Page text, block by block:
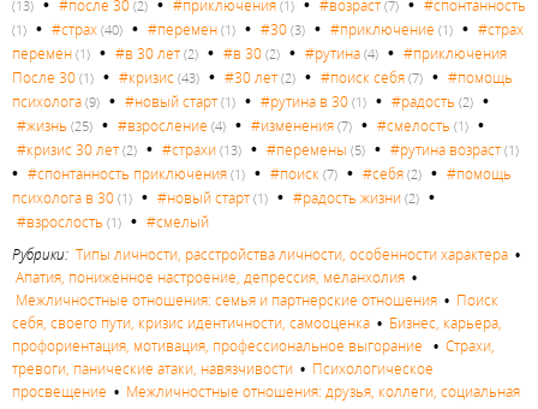
(13) #после 30 (2) #приключения (1) #возраст(7) #спонтанность
(1) • #страх (40) • #перемен (1) • #30 (3) • #приключение (1) • #страх
перемен (1) • #в 30 лет(2) • #в 30 (2) • #рутина (4) • #приключения
После 30 (1) • #кризис (43) • #30 лет(2) • #поиск себя (7) • #помощь
психолога (9) • #новый старт(1) • #рутина в 30 (1) • #радость (2) •
#жизнь (25) • #взросление (4) • #изменения (7) • #смелость (1) •
#кризис 30 лет(2) • #страхи (13) • #перемены (5) • #рутина возраст(1)
• #спонтанность приключения (1) • #поиск (7) • #себя (2) • #помощь
психолога в 30 (1) • #новый старт(1) • #радость жизни (2) •
#взрослость (1) • #смелый
Рубрики: Типы личности, расстройства личности, особенности характера •
Апатия, пониженное настроение, депрессия, меланхолия •
Межличностные отношения: семья и партнерские отношения • Поиск
себя, своего пути, кризис идентичности, самооценка • Бизнес, карьера,
профориентация, мотивация, профессиональное выгорание • Страхи,
тревоги, панические атаки, навязчивости • Психологическое
просвещение • Межличностные отношения: друзья, коллеги, социальная